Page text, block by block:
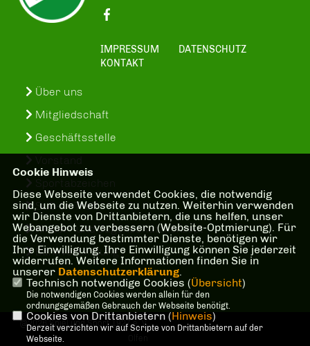
IMPRESSUM
DATENSCHUTZ
KONTAKT
Über uns
Mitgliedschaft
Geschäftsstelle
Vorstand
Sportabzeichen
SuS-In-Treff
Kinder- und Jugenschutzkonzept
Bankverbindung
@2026 Spiel und Sport 1927 e. V.
Cookie Hinweis
Diese Webseite verwendet Cookies, die notwendig
sind, um die Webseite zu nutzen. Weiterhin verwenden
wir Dienste von Drittanbietern, die uns helfen, unser
Webangebot zu verbessern (Website-Optmierung). Für
die Verwendung bestimmter Dienste, benötigen wir
Ihre Einwilligung. Ihre Einwilligung können Sie jederzeit
widerrufen. Weitere Informationen finden Sie in
unserer Datenschutzerklärung.
Technisch notwendige Cookies (Übersicht)
Die notwendigen Cookies werden allein für den
ordnungsgemäßen Gebrauch der Webseite benötigt.
Cookies von Drittanbietern (Hinweis)
Derzeit verzichten wir auf Scripte von Drittanbietern auf der
Webseite.